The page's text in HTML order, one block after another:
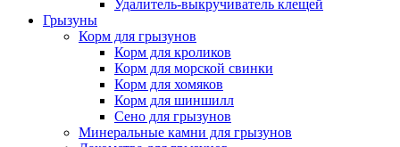
Удалитель-выкручиватель клещей
Грызуны
Корм для грызунов
Корм для кроликов
Корм для морской свинки
Корм для хомяков
Корм для шиншилл
Сено для грызунов
Минеральные камни для грызунов